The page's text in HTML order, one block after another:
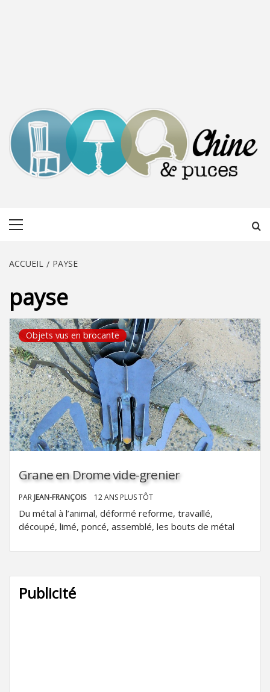
ACCUEIL PAYSE
payse
Objets vus en brocante
Grane en Drome vide-grenier
PAR JEAN-FRANÇOIS 12 ANS PLUS TÔT
Du métal à l’animal, déformé reforme, travaillé,
découpé, limé, poncé, assemblé, les bouts de métal
Publicité